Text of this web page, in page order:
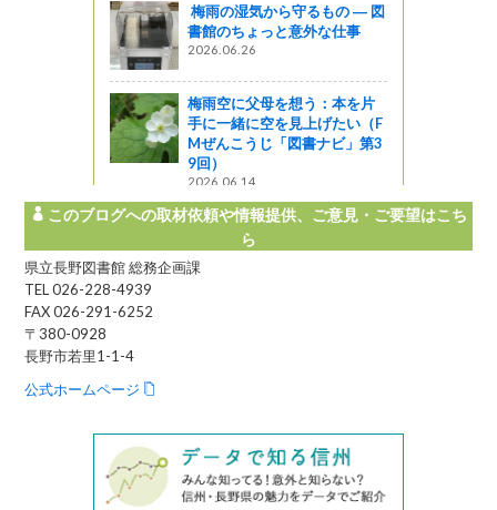
梅雨の湿気から守るもの ― 図
書館のちょっと意外な仕事
2026.06.26
梅雨空に父母を想う：本を片
手に一緒に空を見上げたい（F
Mぜんこうじ「図書ナビ」第3
9回）
2026.06.14
このブログへの取材依頼や情報提供、ご意見・ご要望はこち
ら
県立長野図書館 総務企画課
TEL 026-228-4939
FAX 026-291-6252
〒380-0928
長野市若里1-1-4
公式ホームページ